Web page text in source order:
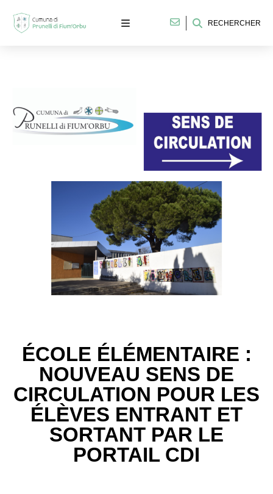
RECHERCHER
ÉCOLE ÉLÉMENTAIRE :
NOUVEAU SENS DE
CIRCULATION POUR LES
ÉLÈVES ENTRANT ET
SORTANT PAR LE
PORTAIL CDI